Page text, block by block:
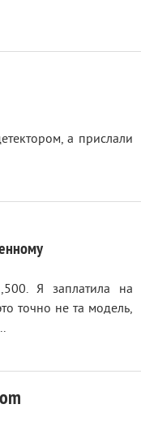
а прислали
Я заплатила на
точно не та модель,